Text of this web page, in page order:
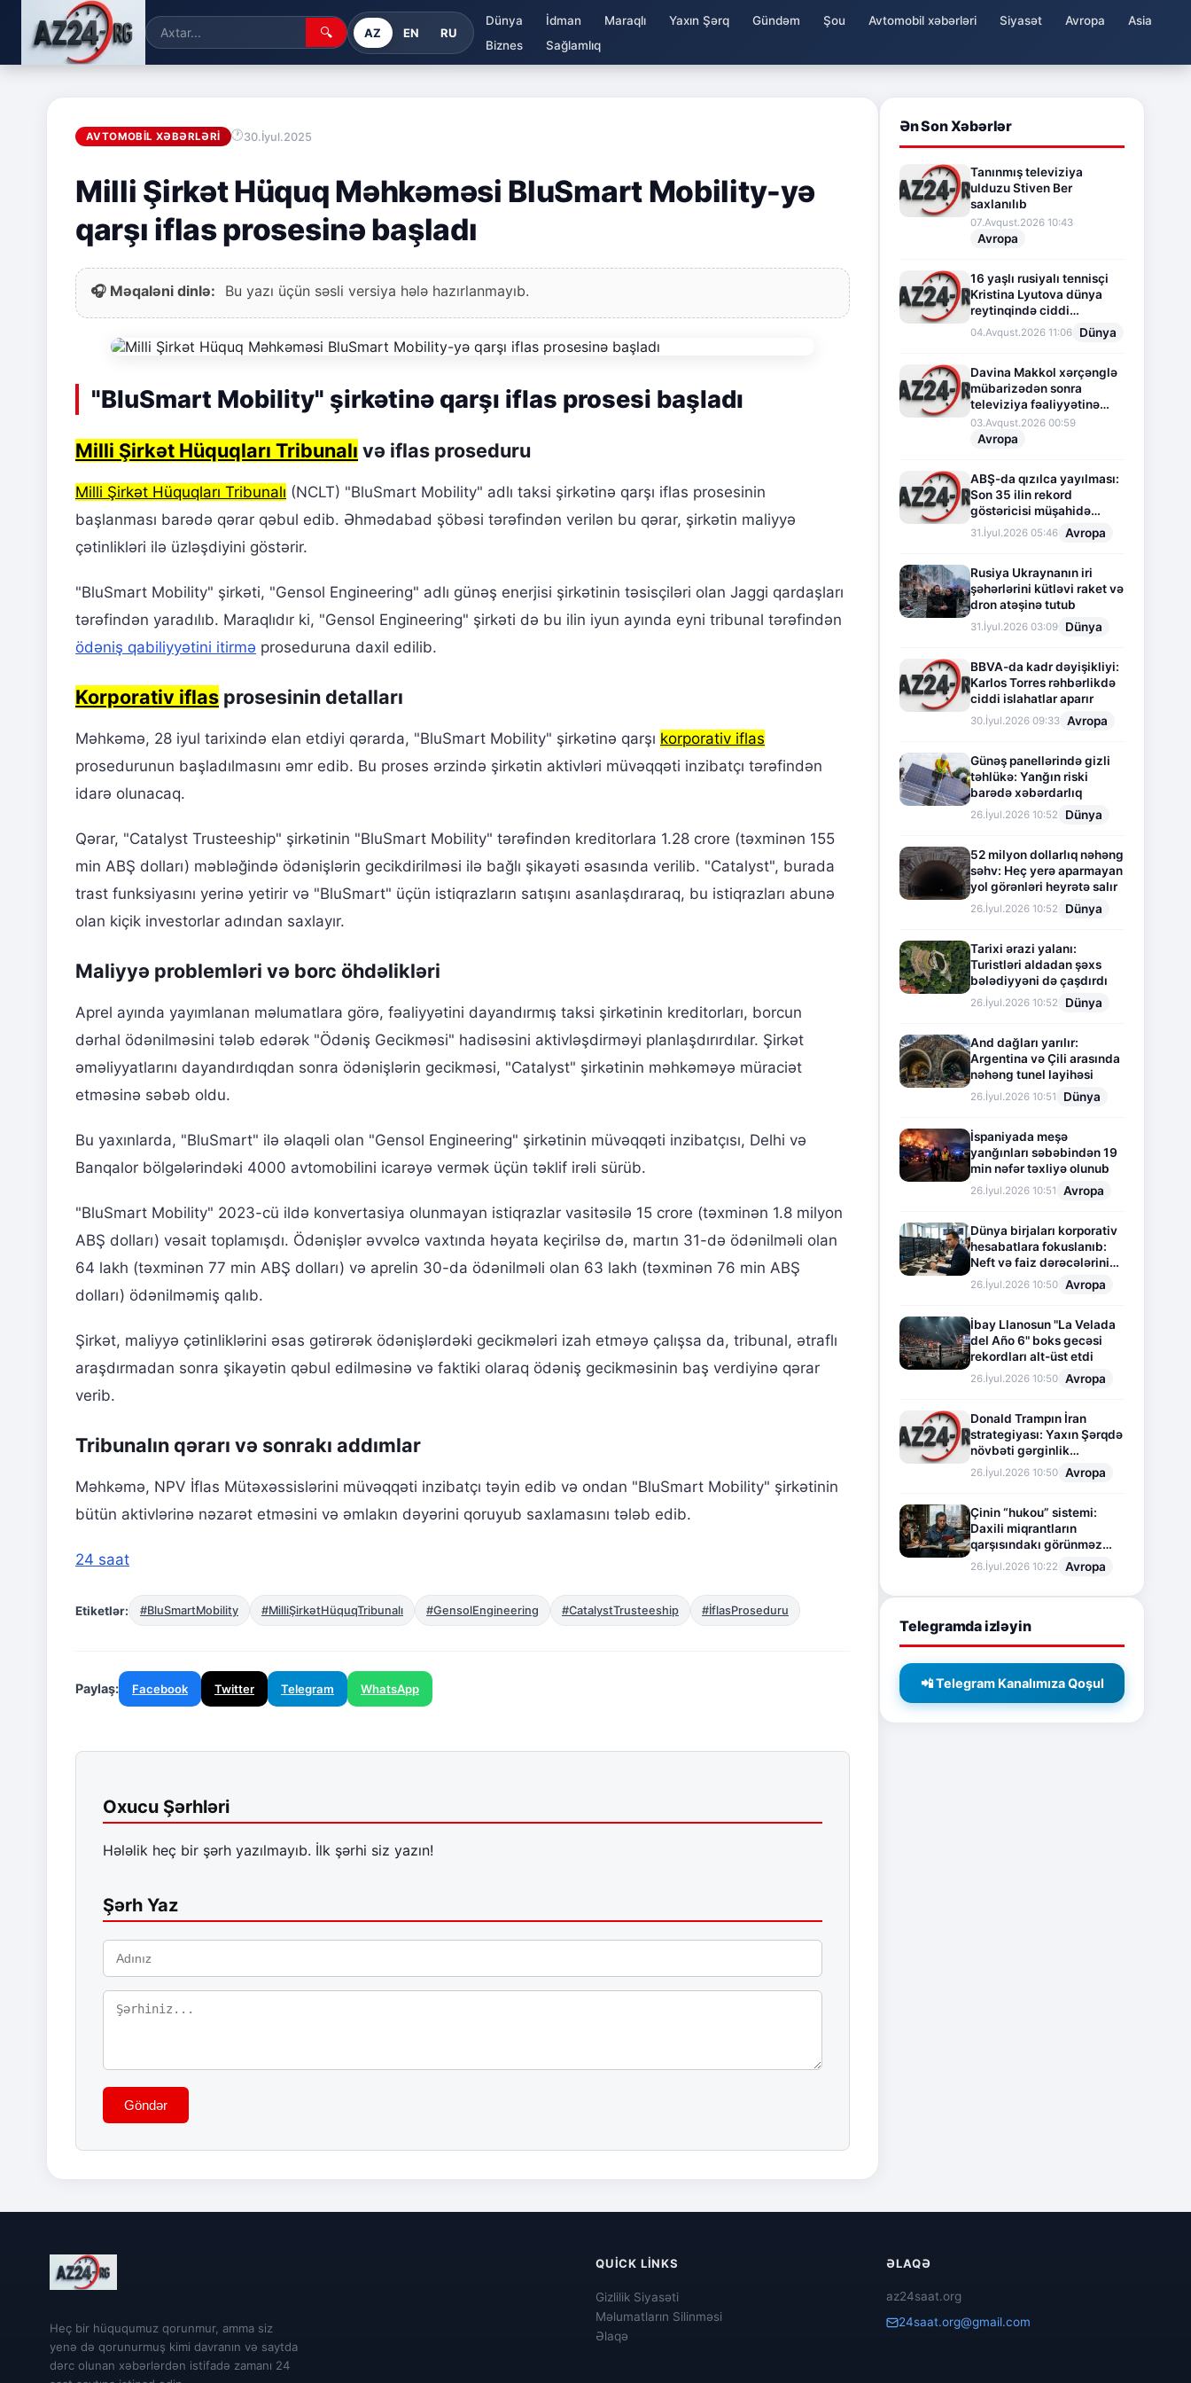
🔍 AZ EN RU
Dünya İdman Maraqlı Yaxın Şərq Gündəm Şou Avtomobil xəbərləri Siyasət Avropa
Asia
Biznes
Sağlamlıq
AVTOMOBIL XƏBƏRLƏRI 30.İyul.2025
Milli Şirkət Hüquq Məhkəməsi BluSmart Mobility-yə
qarşı iflas prosesinə başladı
🎧 Məqaləni dinlə: Bu yazı üçün səsli versiya hələ hazırlanmayıb.
"BluSmart Mobility" şirkətinə qarşı iflas prosesi başladı
Milli Şirkət Hüquqları Tribunalı və iflas proseduru
Milli Şirkət Hüquqları Tribunalı (NCLT) "BluSmart Mobility" adlı taksi şirkətinə qarşı iflas prosesinin
başlanması barədə qərar qəbul edib. Əhmədabad şöbəsi tərəfindən verilən bu qərar, şirkətin maliyyə
çətinlikləri ilə üzləşdiyini göstərir.
"BluSmart Mobility" şirkəti, "Gensol Engineering" adlı günəş enerjisi şirkətinin təsisçiləri olan Jaggi qardaşları
tərəfindən yaradılıb. Maraqlıdır ki, "Gensol Engineering" şirkəti də bu ilin iyun ayında eyni tribunal tərəfindən
ödəniş qabiliyyətini itirmə proseduruna daxil edilib.
Korporativ iflas prosesinin detalları
Məhkəmə, 28 iyul tarixində elan etdiyi qərarda, "BluSmart Mobility" şirkətinə qarşı korporativ iflas
prosedurunun başladılmasını əmr edib. Bu proses ərzində şirkətin aktivləri müvəqqəti inzibatçı tərəfindən
idarə olunacaq.
Qərar, "Catalyst Trusteeship" şirkətinin "BluSmart Mobility" tərəfindən kreditorlara 1.28 crore (təxminən 155
min ABŞ dolları) məbləğində ödənişlərin gecikdirilməsi ilə bağlı şikayəti əsasında verilib. "Catalyst", burada
trast funksiyasını yerinə yetirir və "BluSmart" üçün istiqrazların satışını asanlaşdıraraq, bu istiqrazları abunə
olan kiçik investorlar adından saxlayır.
Maliyyə problemləri və borc öhdəlikləri
Aprel ayında yayımlanan məlumatlara görə, fəaliyyətini dayandırmış taksi şirkətinin kreditorları, borcun
dərhal ödənilməsini tələb edərək "Ödəniş Gecikməsi" hadisəsini aktivləşdirməyi planlaşdırırdılar. Şirkət
əməliyyatlarını dayandırdıqdan sonra ödənişlərin gecikməsi, "Catalyst" şirkətinin məhkəməyə müraciət
etməsinə səbəb oldu.
Bu yaxınlarda, "BluSmart" ilə əlaqəli olan "Gensol Engineering" şirkətinin müvəqqəti inzibatçısı, Delhi və
Banqalor bölgələrindəki 4000 avtomobilini icarəyə vermək üçün təklif irəli sürüb.
"BluSmart Mobility" 2023-cü ildə konvertasiya olunmayan istiqrazlar vasitəsilə 15 crore (təxminən 1.8 milyon
ABŞ dolları) vəsait toplamışdı. Ödənişlər əvvəlcə vaxtında həyata keçirilsə də, martın 31-də ödənilməli olan
64 lakh (təxminən 77 min ABŞ dolları) və aprelin 30-da ödənilməli olan 63 lakh (təxminən 76 min ABŞ
dolları) ödənilməmiş qalıb.
Şirkət, maliyyə çətinliklərini əsas gətirərək ödənişlərdəki gecikmələri izah etməyə çalışsa da, tribunal, ətraflı
araşdırmadan sonra şikayətin qəbul edilməsinə və faktiki olaraq ödəniş gecikməsinin baş verdiyinə qərar
verib.
Tribunalın qərarı və sonrakı addımlar
Məhkəmə, NPV İflas Mütəxəssislərini müvəqqəti inzibatçı təyin edib və ondan "BluSmart Mobility" şirkətinin
bütün aktivlərinə nəzarət etməsini və əmlakın dəyərini qoruyub saxlamasını tələb edib.
24 saat
Etiketlər: #BluSmartMobility #MilliŞirkətHüquqTribunalı #GensolEngineering #CatalystTrusteeship #İflasProseduru
Paylaş: Facebook Twitter Telegram WhatsApp
Oxucu Şərhləri
Hələlik heç bir şərh yazılmayıb. İlk şərhi siz yazın!
Şərh Yaz
Göndər
Ən Son Xəbərlər
Tanınmış televiziya
ulduzu Stiven Ber
saxlanılıb
07.Avqust.2026 10:43
Avropa
16 yaşlı rusiyalı tennisçi
Kristina Lyutova dünya
reytinqində ciddi
irəliləyişə imza atdı
04.Avqust.2026 11:06 Dünya
Davina Makkol xərçənglə
mübarizədən sonra
televiziya fəaliyyətinə
fasilə verir
03.Avqust.2026 00:59
Avropa
ABŞ-da qızılca yayılması:
Son 35 ilin rekord
göstəricisi müşahidə
olunur
31.İyul.2026 05:46 Avropa
Rusiya Ukraynanın iri
şəhərlərini kütləvi raket və
dron atəşinə tutub
31.İyul.2026 03:09 Dünya
BBVA-da kadr dəyişikliyi:
Karlos Torres rəhbərlikdə
ciddi islahatlar aparır
30.İyul.2026 09:33 Avropa
Günəş panellərində gizli
təhlükə: Yanğın riski
barədə xəbərdarlıq
26.İyul.2026 10:52 Dünya
52 milyon dollarlıq nəhəng
səhv: Heç yerə aparmayan
yol görənləri heyrətə salır
26.İyul.2026 10:52 Dünya
Tarixi ərazi yalanı:
Turistləri aldadan şəxs
bələdiyyəni də çaşdırdı
26.İyul.2026 10:52 Dünya
And dağları yarılır:
Argentina və Çili arasında
nəhəng tunel layihəsi
26.İyul.2026 10:51 Dünya
İspaniyada meşə
yanğınları səbəbindən 19
min nəfər təxliyə olunub
26.İyul.2026 10:51 Avropa
Dünya birjaları korporativ
hesabatlara fokuslanıb:
Neft və faiz dərəcələrinin
təsiri altında cari vəziyyət
26.İyul.2026 10:50 Avropa
İbay Llanosun "La Velada
del Año 6" boks gecəsi
rekordları alt-üst etdi
26.İyul.2026 10:50 Avropa
Donald Trampın İran
strategiyası: Yaxın Şərqdə
növbəti gərginlik
mərhələsi
26.İyul.2026 10:50 Avropa
Çinin “hukou” sistemi:
Daxili miqrantların
qarşısındakı görünməz
sədd
26.İyul.2026 10:22 Avropa
Telegramda izləyin
📲 Telegram Kanalımıza Qoşul
Heç bir hüququmuz qorunmur, amma siz
yenə də qorunurmuş kimi davranın və saytda
dərc olunan xəbərlərdən istifadə zamanı 24
QUICK LINKS
Gizlilik Siyasəti
Məlumatların Silinməsi
Əlaqə
ƏLAQƏ
az24saat.org
24saat.org@gmail.com